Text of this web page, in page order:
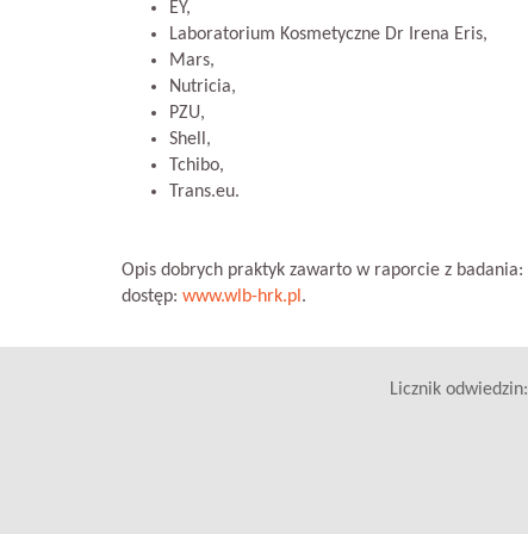
EY,
Laboratorium Kosmetyczne Dr Irena Eris,
Mars,
Nutricia,
PZU,
Shell,
Tchibo,
Trans.eu.
Opis dobrych praktyk zawarto w raporcie z badania:
dostęp: www.wlb-hrk.pl .
Licznik odwiedzin: